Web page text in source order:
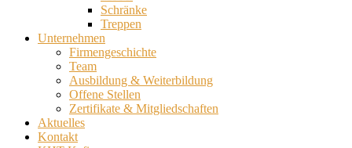
Schränke
Treppen
Unternehmen
Firmengeschichte
Team
Ausbildung & Weiterbildung
Offene Stellen
Zertifikate & Mitgliedschaften
Aktuelles
Kontakt